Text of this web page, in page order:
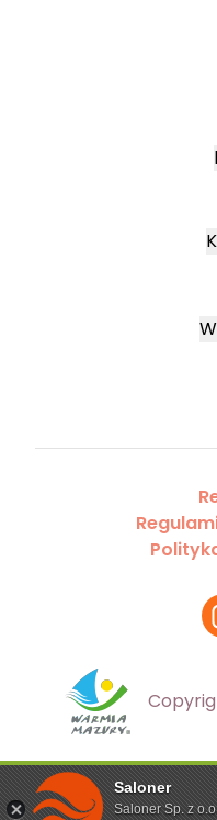
Saloner
Saloner Sp. z
Ta strona korzysta z